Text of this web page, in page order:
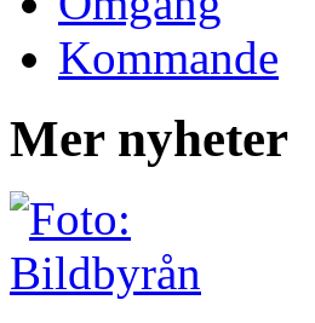
Kommande
Mer nyheter